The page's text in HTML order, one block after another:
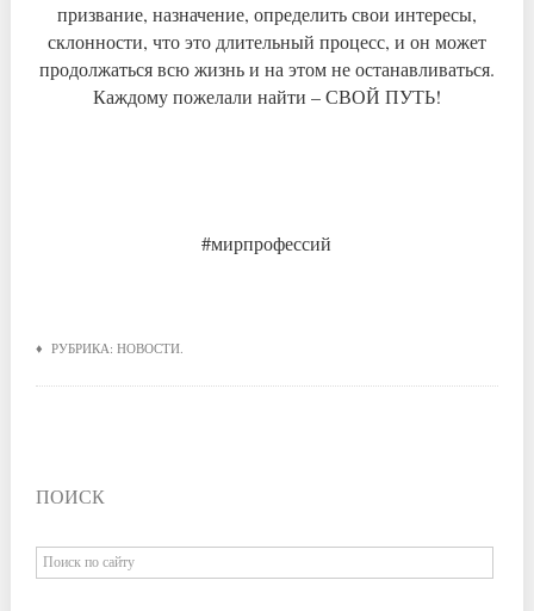
призвание, назначение, определить свои интересы,
склонности, что это длительный процесс, и он может
продолжаться всю жизнь и на этом не останавливаться.
Каждому пожелали найти – СВОЙ ПУТЬ!
#мирпрофессий
♦ РУБРИКА:НОВОСТИ.
ПОИСК